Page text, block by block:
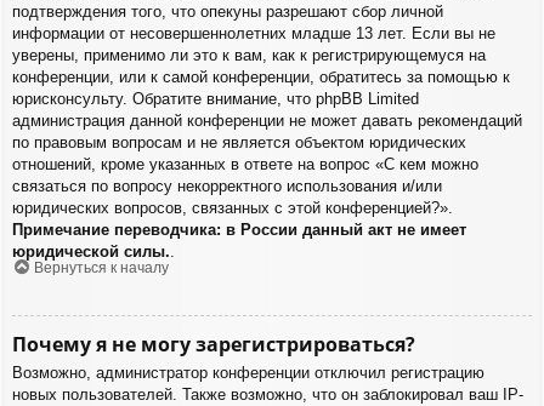
подтверждения того, что опекуны разрешают сбор личной
информации от несовершеннолетних младше 13 лет. Если вы не
уверены, применимо ли это к вам, как к регистрирующемуся на
конференции, или к самой конференции, обратитесь за помощью к
юрисконсульту. Обратите внимание, что phpBB Limited
администрация данной конференции не может давать рекомендаций
по правовым вопросам и не является объектом юридических
отношений, кроме указанных в ответе на вопрос «С кем можно
связаться по вопросу некорректного использования и/или
юридических вопросов, связанных с этой конференцией?».
Примечание переводчика: в России данный акт не имеет
юридической силы.
Вернуться к началу
Почему я не могу зарегистрироваться?
Возможно, администратор конференции отключил регистрацию
новых пользователей. Также возможно, что он заблокировал ваш IP-